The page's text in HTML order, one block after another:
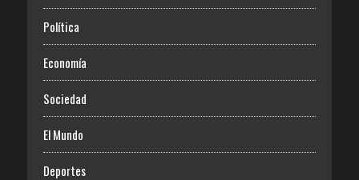
Política
Economía
Sociedad
El Mundo
Deportes